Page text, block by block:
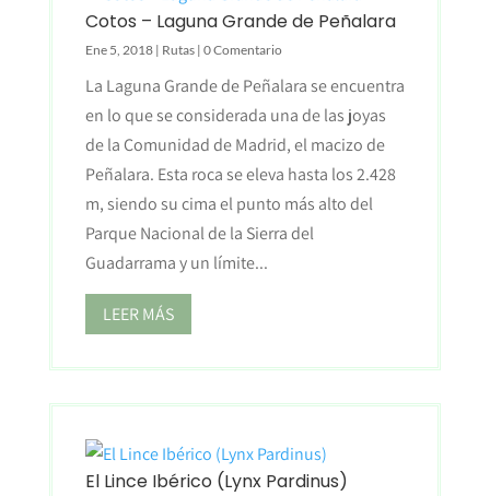
Cotos – Laguna Grande de Peñalara
Ene 5, 2018| Rutas| 0 Comentario
La Laguna Grande de Peñalara se encuentra
en lo que se considerada una de las joyas
de la Comunidad de Madrid, el macizo de
Peñalara. Esta roca se eleva hasta los 2.428
m, siendo su cima el punto más alto del
Parque Nacional de la Sierra del
Guadarrama y un límite...
LEER MÁS
El Lince Ibérico (Lynx Pardinus)